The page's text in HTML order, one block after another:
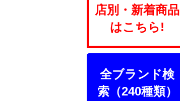
店別・新着商品
はこちら!
全ブランド検
索（240種類）